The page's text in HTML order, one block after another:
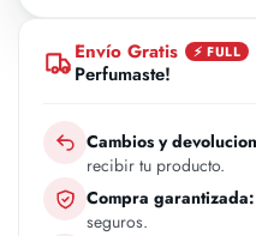
Envío Gratis ⚡ FULL
Perfumaste!
Cambios y
recibir tu producto.
Compra garantizada:
seguros.